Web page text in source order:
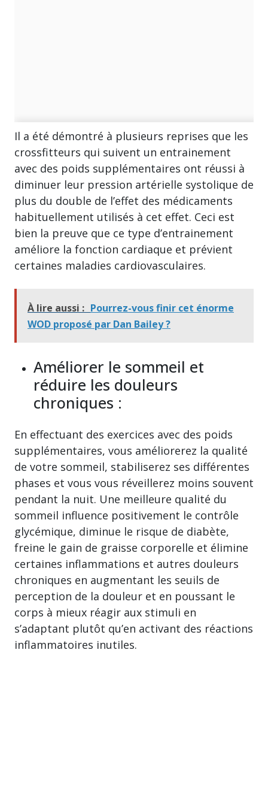
Il a été démontré à plusieurs reprises que les
crossfitteurs qui suivent un entrainement
avec des poids supplémentaires ont réussi à
diminuer leur pression artérielle systolique de
plus du double de l’effet des médicaments
habituellement utilisés à cet effet. Ceci est
bien la preuve que ce type d’entrainement
améliore la fonction cardiaque et prévient
certaines maladies cardiovasculaires.
À lire aussi : Pourrez-vous finir cet énorme
WOD proposé par Dan Bailey ?
Améliorer le sommeil et
réduire les douleurs
chroniques :
En effectuant des exercices avec des poids
supplémentaires, vous améliorerez la qualité
de votre sommeil, stabiliserez ses différentes
phases et vous vous réveillerez moins souvent
pendant la nuit. Une meilleure qualité du
sommeil influence positivement le contrôle
glycémique, diminue le risque de diabète,
freine le gain de graisse corporelle et élimine
certaines inflammations et autres douleurs
chroniques en augmentant les seuils de
perception de la douleur et en poussant le
corps à mieux réagir aux stimuli en
s’adaptant plutôt qu’en activant des réactions
inflammatoires inutiles.